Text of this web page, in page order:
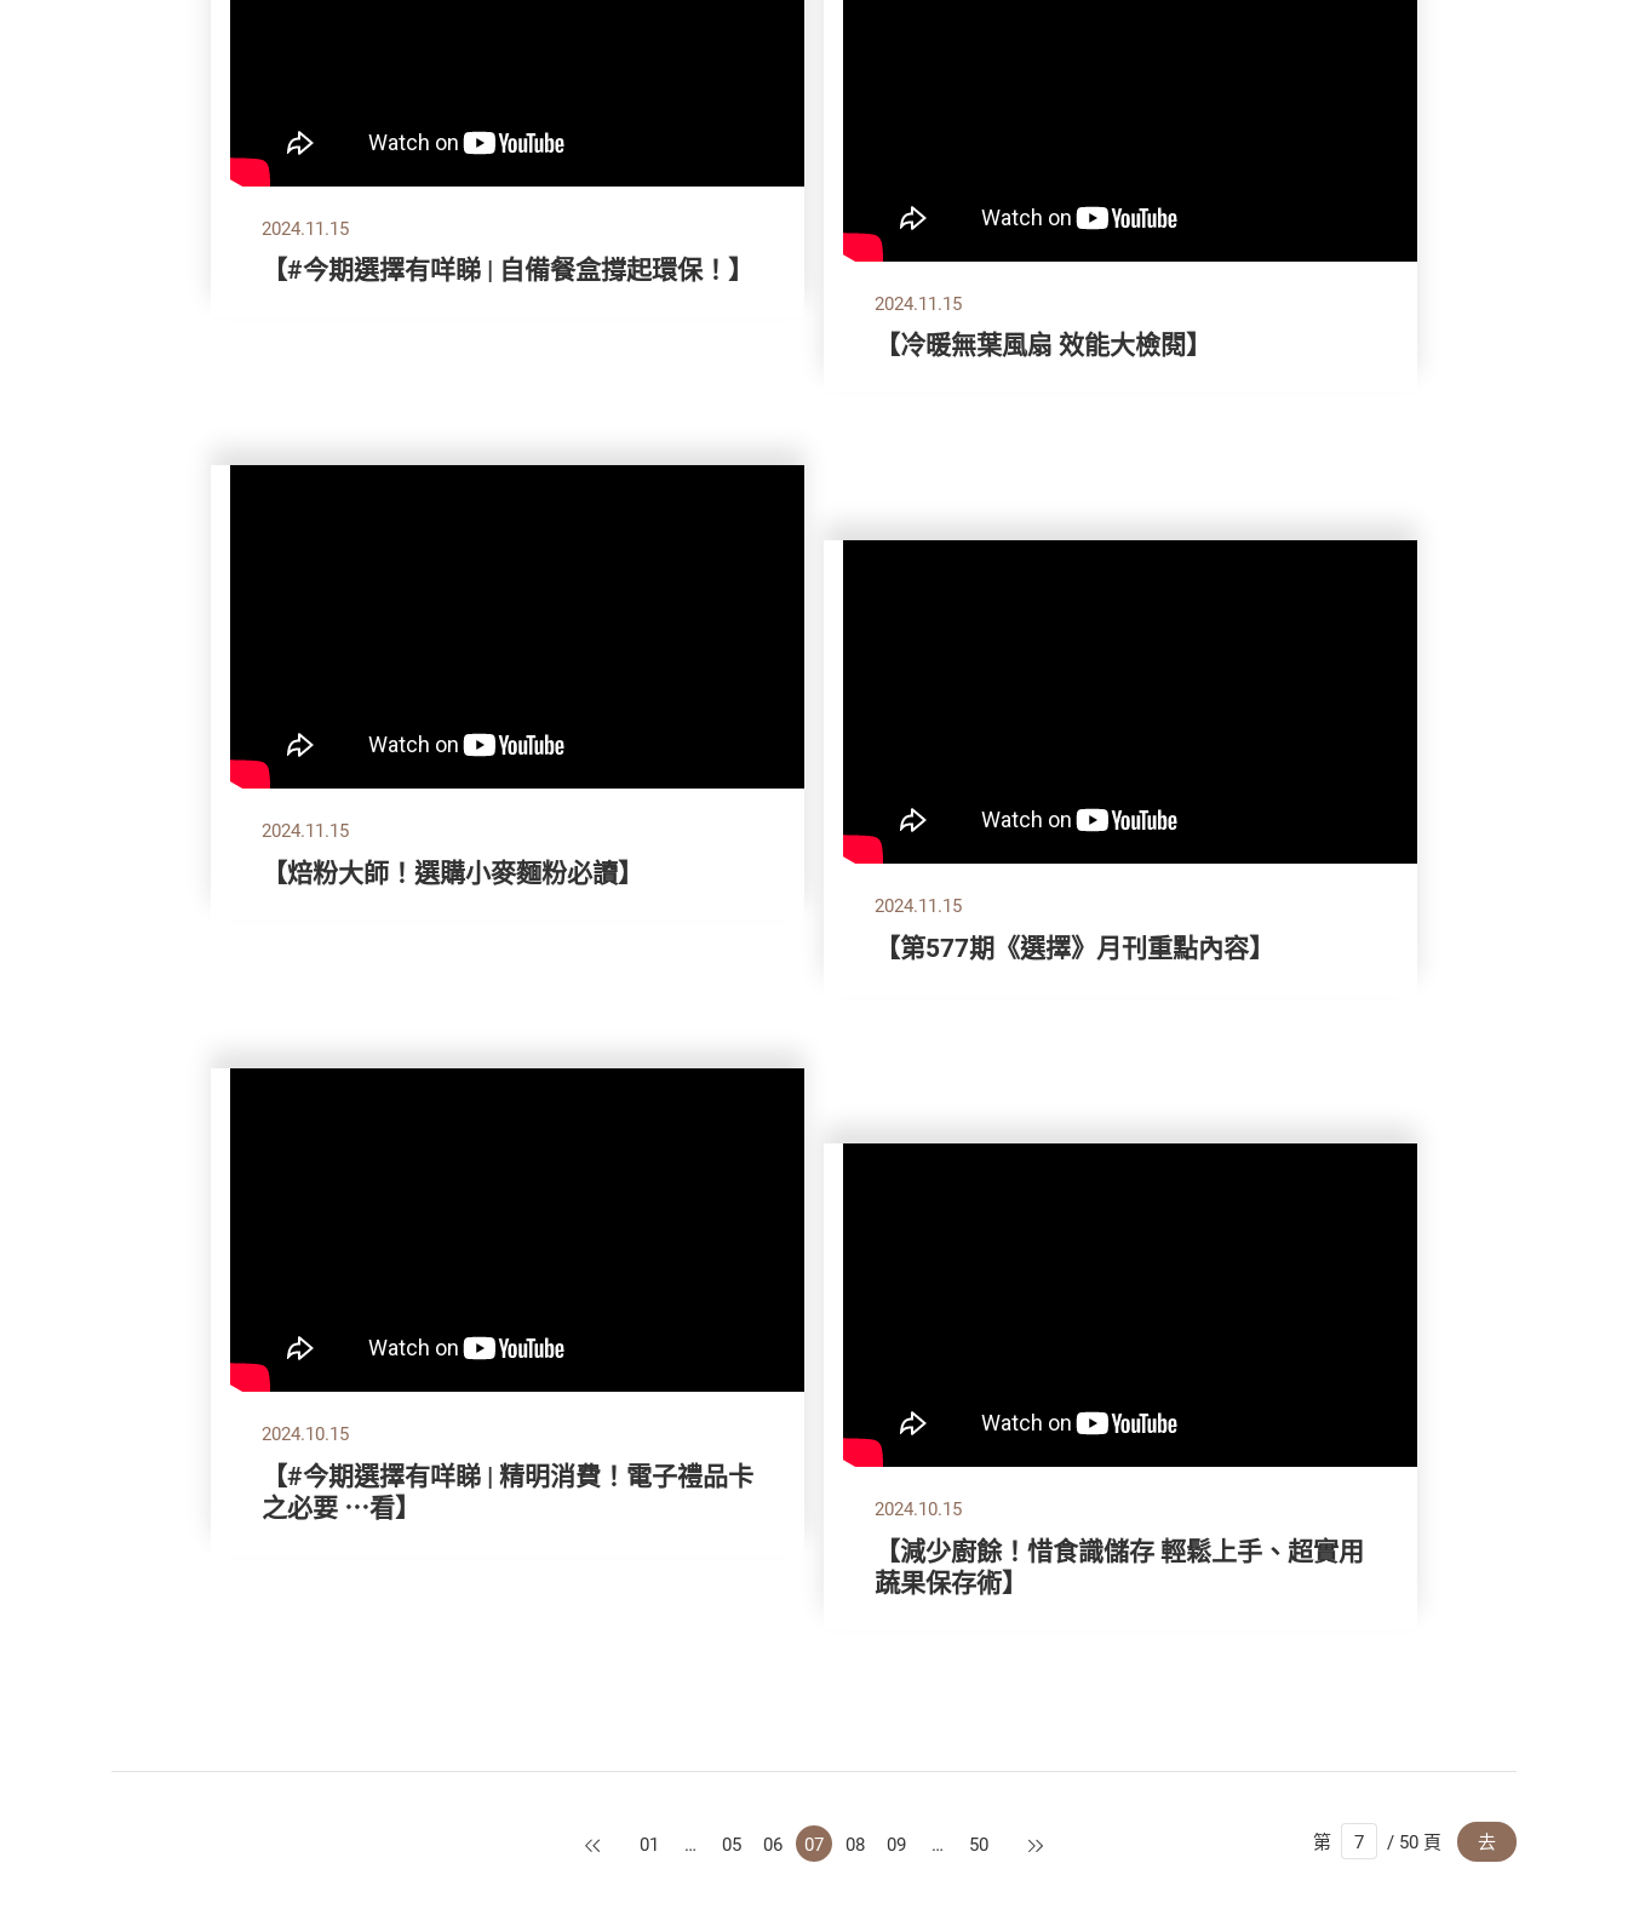
2024.11.15
【#今期選擇有咩睇 | 自備餐盒撐起環保！】
2024.11.15
【冷暖無葉風扇 效能大檢閱】
2024.11.15
【焙粉大師！選購小麥麵粉必讀】
2024.11.15
【第577期《選擇》月刊重點內容】
2024.10.15
【#今期選擇有咩睇 | 精明消費！電子禮品卡
之必要 ⋯看】
2024.10.15
【減少廚餘！惜食識儲存 輕鬆上手、超實用
蔬果保存術】
上一頁
01 … 05 06 07 08 09 … 50 下一頁 第 / 50 頁 去